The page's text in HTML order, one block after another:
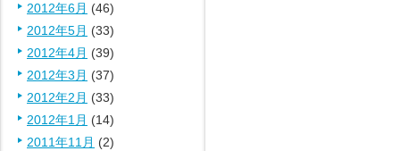
2012年6月 (46)
2012年5月 (33)
2012年4月 (39)
2012年3月 (37)
2012年2月 (33)
2012年1月 (14)
2011年11月 (2)